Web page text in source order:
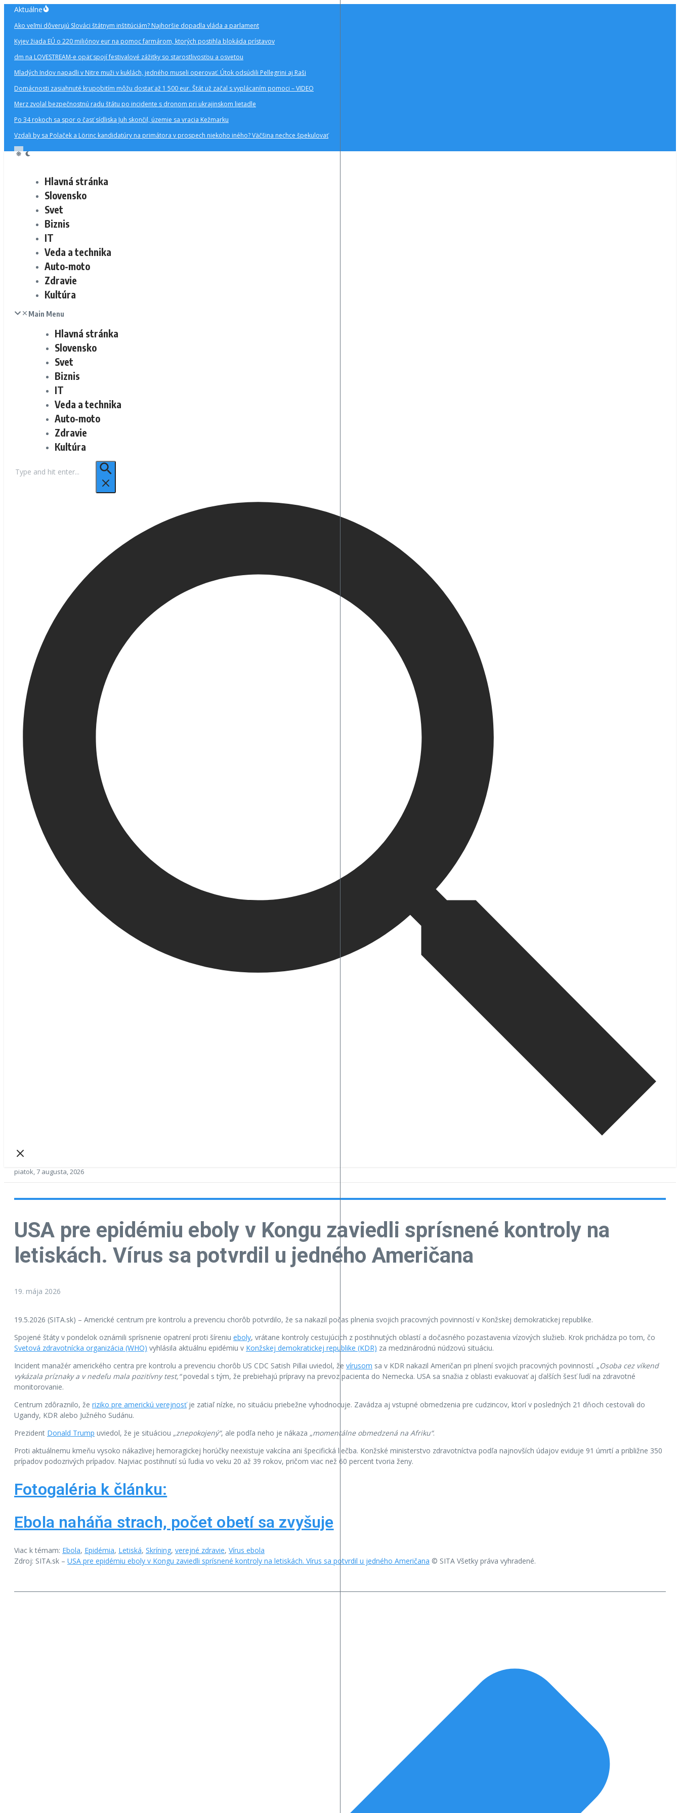
Preskočiť
obsah
Aktuálne
Ako veľmi dôverujú Slováci štátnym inštitúciám? Najhoršie dopadla vláda a parlament
Kyjev žiada EÚ o 220 miliónov eur na pomoc farmárom, ktorých postihla blokáda prístavov
dm na LOVESTREAM-e opäť spojí festivalové zážitky so starostlivosťou a osvetou
Mladých Indov napadli v Nitre muži v kuklách, jedného museli operovať. Útok odsúdili Pellegrini aj Raši
Domácnosti zasiahnuté krupobitím môžu dostať až 1 500 eur. Štát už začal s vyplácaním pomoci – VIDEO
Merz zvolal bezpečnostnú radu štátu po incidente s dronom pri ukrajinskom lietadle
Po 34 rokoch sa spor o časť sídliska Juh skončil, územie sa vracia Kežmarku
Vzdali by sa Polaček a Lörinc kandidatúry na primátora v prospech niekoho iného? Väčšina nechce špekulovať
Hlavná stránka
Slovensko
Svet
Biznis
IT
Veda a technika
Auto-moto
Zdravie
Kultúra
Main Menu
Hlavná stránka
Slovensko
Svet
Biznis
IT
Veda a technika
Auto-moto
Zdravie
Kultúra
piatok, 7 augusta, 2026
USA pre epidémiu eboly v Kongu zaviedli sprísnené kontroly na
letiskách. Vírus sa potvrdil u jedného Američana
19. mája 2026
19.5.2026 (SITA.sk) – Americké centrum pre kontrolu a prevenciu chorôb potvrdilo, že sa nakazil počas plnenia svojich pracovných povinností v Konžskej demokratickej republike.
Spojené štáty v pondelok oznámili sprísnenie opatrení proti šíreniu eboly, vrátane kontroly cestujúcich z postihnutých oblastí a dočasného pozastavenia vízových služieb. Krok prichádza po tom, čo
Svetová zdravotnícka organizácia (WHO) vyhlásila aktuálnu epidémiu v Konžskej demokratickej republike (KDR) za medzinárodnú núdzovú situáciu.
Incident manažér amerického centra pre kontrolu a prevenciu chorôb US CDC Satish Pillai uviedol, že vírusom sa v KDR nakazil Američan pri plnení svojich pracovných povinností. „Osoba cez víkend
vykázala príznaky a v nedeľu mala pozitívny test,“povedal s tým, že prebiehajú prípravy na prevoz pacienta do Nemecka. USA sa snažia z oblasti evakuovať aj ďalších šesť ľudí na zdravotné
monitorovanie.
Centrum zdôraznilo, že riziko pre americkú verejnosťje zatiaľ nízke, no situáciu priebežne vyhodnocuje. Zavádza aj vstupné obmedzenia pre cudzincov, ktorí v posledných 21 dňoch cestovali do
Ugandy, KDR alebo Južného Sudánu.
Prezident Donald Trump uviedol, že je situáciou „znepokojený“, ale podľa neho je nákaza „momentálne obmedzená na Afriku“.
Proti aktuálnemu kmeňu vysoko nákazlivej hemoragickej horúčky neexistuje vakcína ani špecifická liečba. Konžské ministerstvo zdravotníctva podľa najnovších údajov eviduje 91 úmrtí a približne 350
prípadov podozrivých prípadov. Najviac postihnutí sú ľudia vo veku 20 až 39 rokov, pričom viac než 60 percent tvoria ženy.
Fotogaléria k článku:
Ebola naháňa strach, počet obetí sa zvyšuje
Viac k témam: Ebola, Epidémia, Letiská, Skríning, verejné zdravie, Vírus ebola
Zdroj: SITA.sk – USA pre epidémiu eboly v Kongu zaviedli sprísnené kontroly na letiskách. Vírus sa potvrdil u jedného Američana © SITA Všetky práva vyhradené.